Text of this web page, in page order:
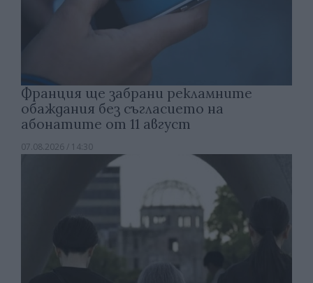
Франция ще забрани рекламните
обаждания без съгласието на
абонатите от 11 август
07.08.2026 / 14:30